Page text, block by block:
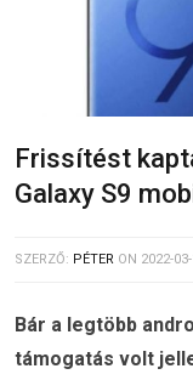
Frissítést
Galaxy S9
SZERZŐ: PÉTER ON 2022-
Bár a legtöbb
támogatás volt